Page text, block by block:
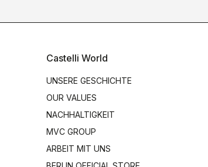
Castelli World
UNSERE GESCHICHTE
OUR VALUES
NACHHALTIGKEIT
MVC GROUP
ARBEIT MIT UNS